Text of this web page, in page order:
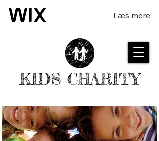
Læs mere